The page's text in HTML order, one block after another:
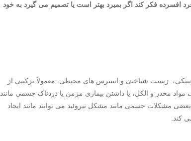
فکر کند اگر بمیرد بهتر است یا تصمیم می گیرد به خود
زیست شناختی و استرس های محیطی. معمولاً ترکیبی از
مخدر و الکل، یا داشتن بیماری مزمن یا دردناک جسمی مانند
مشکلات جسمی مانند مشکل تیروئید می توانند مانند ایجاد
کند.